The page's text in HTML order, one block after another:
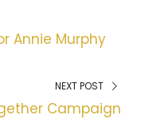
Annie Murphy
NEXT POST
Campaign